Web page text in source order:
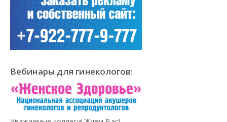
Вебинары для гинекологов: